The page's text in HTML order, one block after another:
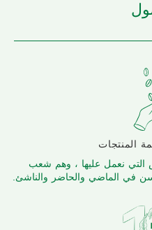
المنتجات
التي نعمل عليها ، وهم شعب
في الماضي والحاضر والناشئ.